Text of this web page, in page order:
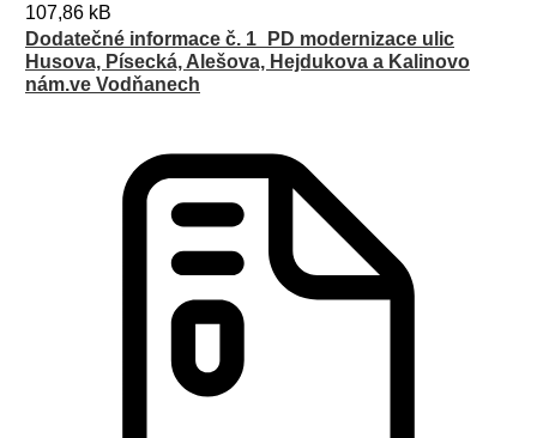
107,86 kB
Dodatečné informace č. 1_PD modernizace ulic
Husova, Písecká, Alešova, Hejdukova a Kalinovo
nám.ve Vodňanech